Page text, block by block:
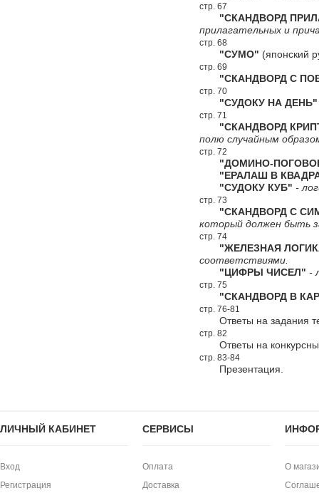
стр. 67
"СКАНДВОРД
прилагательных и
стр. 68
"СУМО" (японский
стр. 69
"СКАНДВОРД С
стр. 70
"СУДОКУ НА ДЕНЬ"
стр. 71
"СКАНДВОРД
полю случайным
стр. 72
"ДОМИНО-
"ЕРАЛАШ В
"СУДОКУ КУБ" -
стр. 73
"СКАНДВОРД С
который должен быть
стр. 74
"ЖЕЛЕЗНАЯ
соответствиями.
"ЦИФРЫ ЧИСЕЛ" -
стр. 75
"СКАНДВОРД В
стр. 76-81
Ответы на задания
стр. 82
Ответы на
стр. 83-84
Презентация.
ЛИЧНЫЙ КАБИНЕТ
Вход
Регистрация
СЕРВИСЫ
Оплата
Доставка
О